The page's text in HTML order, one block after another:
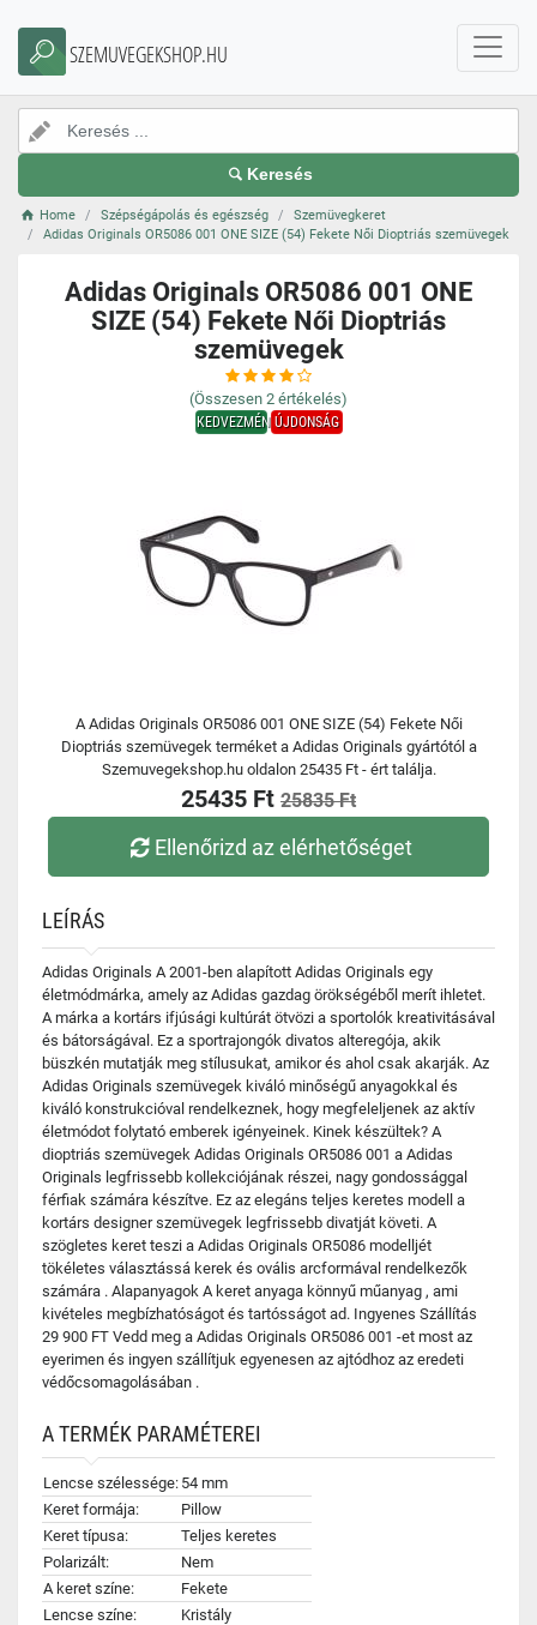
SZEMUVEGEKSHOP.HU
Keresés
Home Szépségápolás és egészség
Szemüvegkeret
Adidas Originals OR5086 001 ONE SIZE (54) Fekete Női Dioptriás szemüvegek
Adidas Originals OR5086 001 ONE
SIZE (54) Fekete Női Dioptriás
szemüvegek
(Összesen 2 értékelés)
KEDVEZMÉNYÚJDONSÁG
A Adidas Originals OR5086 001 ONE SIZE (54) Fekete Női
Dioptriás szemüvegek terméket a Adidas Originals gyártótól a
Szemuvegekshop.hu oldalon 25435 Ft - ért találja.
25435 Ft 25835 Ft
Ellenőrizd az elérhetőséget
LEÍRÁS
Adidas Originals A 2001-ben alapított Adidas Originals egy
életmódmárka, amely az Adidas gazdag örökségéből merít ihletet.
A márka a kortárs ifjúsági kultúrát ötvözi a sportolók kreativitásával
és bátorságával. Ez a sportrajongók divatos alteregója, akik
büszkén mutatják meg stílusukat, amikor és ahol csak akarják. Az
Adidas Originals szemüvegek kiváló minőségű anyagokkal és
kiváló konstrukcióval rendelkeznek, hogy megfeleljenek az aktív
életmódot folytató emberek igényeinek. Kinek készültek? A
dioptriás szemüvegek Adidas Originals OR5086 001 a Adidas
Originals legfrissebb kollekciójának részei, nagy gondossággal
férfiak számára készítve. Ez az elegáns teljes keretes modell a
kortárs designer szemüvegek legfrissebb divatját követi. A
szögletes keret teszi a Adidas Originals OR5086 modelljét
tökéletes választássá kerek és ovális arcformával rendelkezők
számára . Alapanyagok A keret anyaga könnyű műanyag , ami
kivételes megbízhatóságot és tartósságot ad. Ingyenes Szállítás
29 900 FT Vedd meg a Adidas Originals OR5086 001 -et most az
eyerimen és ingyen szállítjuk egyenesen az ajtódhoz az eredeti
védőcsomagolásában .
A TERMÉK PARAMÉTEREI
Lencse szélessége: 54 mm
Keret formája:
Pillow
Keret típusa:
Teljes keretes
Polarizált:
Nem
A keret színe:
Fekete
Lencse színe:
Kristály